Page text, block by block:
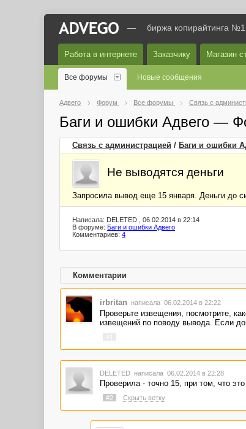
— биржа копирайтинга №1
Работа в интернете Заказчику Магазин
Все форумы Новые сообщения
Адвего Форум Все форумы Связь с
Баги и ошибки Адвего —
Связь с администрацией / Баги и ошибки
Не выводятся деньги
Запросила вывод еще 15 января. Деньги до
Написала: DELETED , 06.02.2014 в 22:14
В форуме: Баги и ошибки Адвего
Комментариев: 4
Комментарии
irbritan написала 06.02.2014 в 22:22
Проверьте извещения, посмотрите,
извещений по поводу вывода. Если
DELETED написала 06.02.2014 в 22:28
Проверила - точно 15, при том, что
#2 Скрыть ветку